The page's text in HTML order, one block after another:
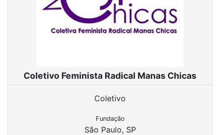
Coletivo Feminista Radical Manas Chicas
Coletivo
Fundação
São Paulo, SP